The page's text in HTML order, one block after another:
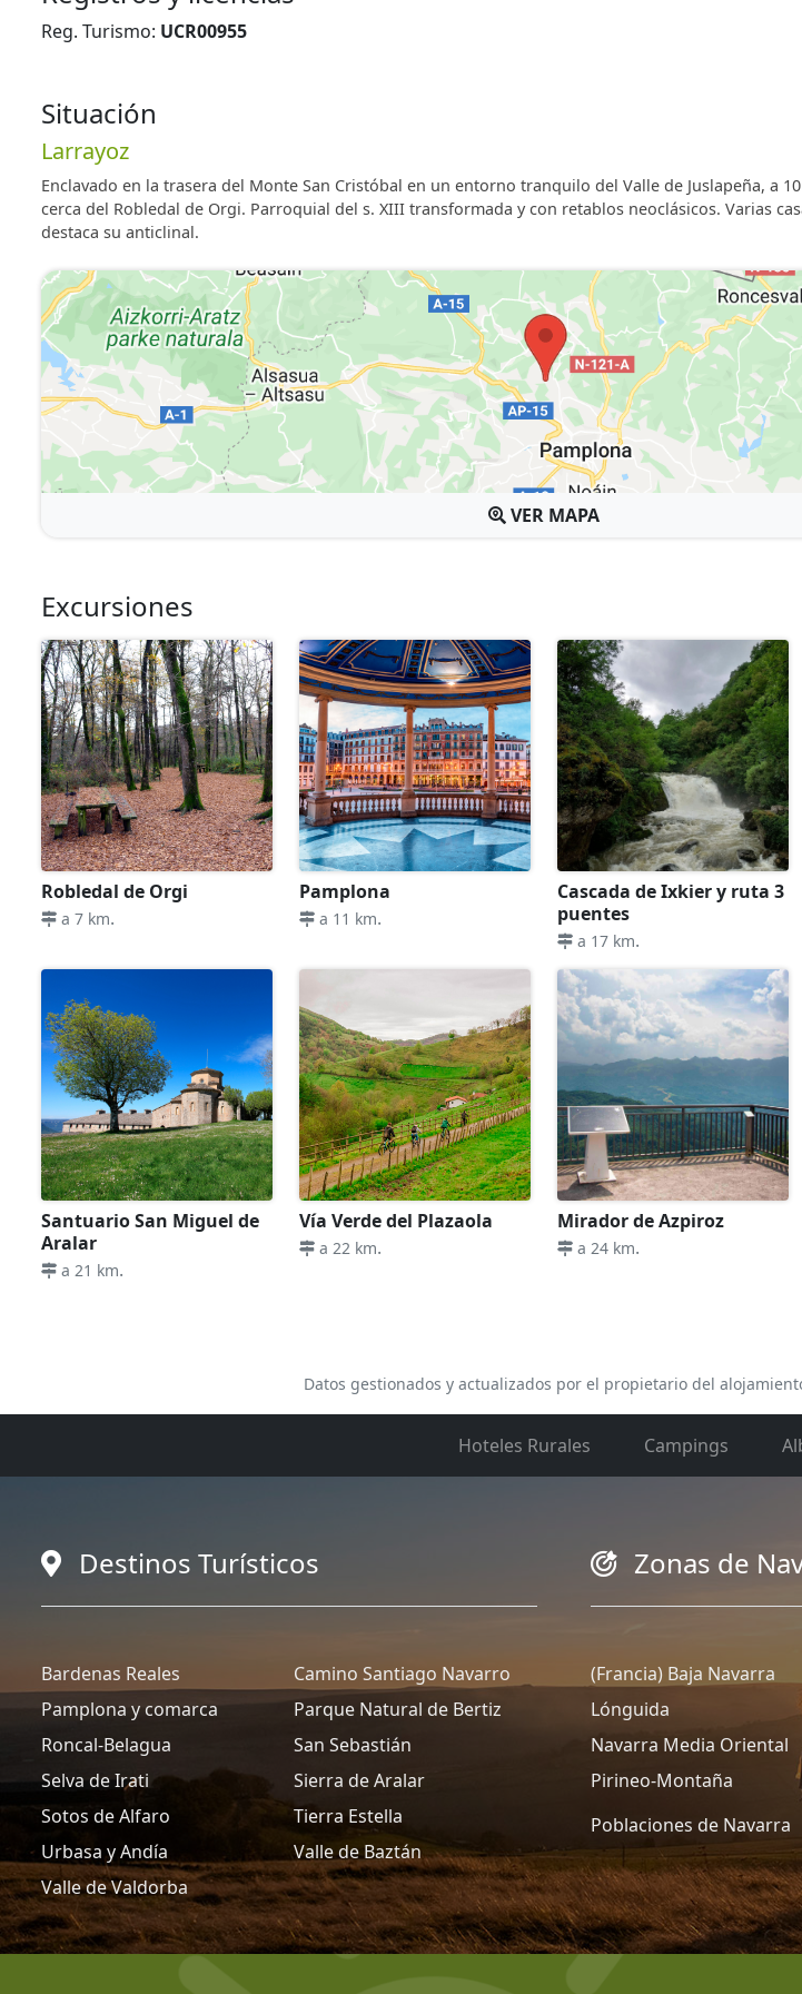
.Reg. Turismo: UCR00955
Situación
Larrayoz
Enclavado en la trasera del Monte San Cristóbal en un entorno tranquilo del Valle de Juslapeña, a
cerca del Robledal de Orgi. Parroquial del s. XIII transformada y con retablos neoclásicos. Varias
destaca su anticlinal.
VER MAPA
Excursiones
Robledal de Orgi
a 7 km.
Pamplona
a 11 km.
Cascada de Ixkier y ruta 3
puentes
a 17 km.
Santuario San Miguel de
Aralar
a 21 km.
Vía Verde del Plazaola
a 22 km.
Mirador de Azpiroz
a 24 km.
Datos gestionados y actualizados por el propietario del
Hoteles Rurales Campings
Destinos Turísticos
Bardenas Reales
Camino Santiago Navarro
Pamplona y comarca
Parque Natural de Bertiz
Roncal-Belagua
San Sebastián
Selva de Irati
Sierra de Aralar
Sotos de Alfaro
Tierra Estella
Urbasa y Andía
Valle de Baztán
Valle de Valdorba
Zonas de
(Francia) Baja Navarra
Lónguida
Navarra Media Oriental
Pirineo-Montaña
Poblaciones de Navarra